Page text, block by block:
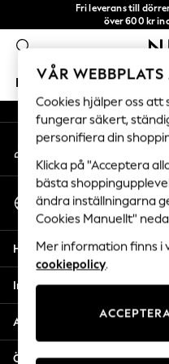
Fri leverans till
över 600 kr
FLICKOR POJKAR
GIRLS
New In
50 - 92cm
98 - 110cm
116 - 134cm
140 - 174cm
Trending: Top &
Trending: Clogs
All Clothing
Coats & Jackets
Sweatshirts &
An error occurred on client
Våra
Mitt konto
Logga in på ditt konto
Välj Språk
Svenska
Hjälp
Integritet & Juridik
Avdelningar
Övriga tjänster
VÅR
Cookies hjälper oss
fungerar säkert,
personifiera din
Klicka på "Acceptera
bästa
ändra inställningarna
Cookies Manuellt"
Mer information finns i
cookiepolicy.